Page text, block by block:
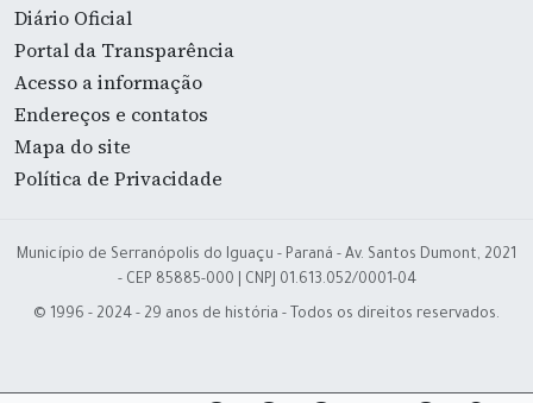
Diário Oficial
Portal da Transparência
Acesso a informação
Endereços e contatos
Mapa do site
Política de Privacidade
Município de Serranópolis do Iguaçu - Paraná - Av. Santos Dumont, 2021
- CEP 85885-000 | CNPJ 01.613.052/0001-04
© 1996 - 2024 - 29 anos de história - Todos os direitos reservados.